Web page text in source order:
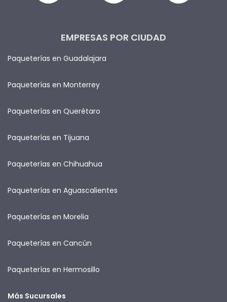
EMPRESAS POR CIUDAD
Paqueterías en Guadalajara
Paqueterías en Monterrey
Paqueterías en Querétaro
Paqueterías en Tijuana
Paqueterías en Chihuahua
Paqueterías en Aguascalientes
Paqueterías en Morelia
Paqueterías en Cancún
Paqueterías en Hermosillo
Más Sucursales